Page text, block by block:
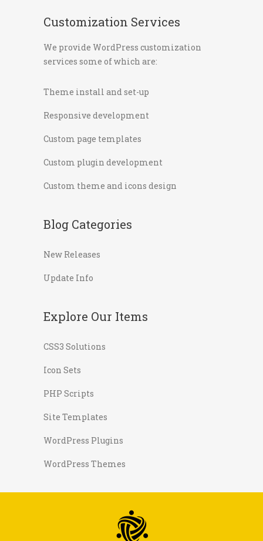
Customization Services
We provide WordPress customization
services some of which are:
Theme install and set-up
Responsive development
Custom page templates
Custom plugin development
Custom theme and icons design
Blog Categories
New Releases
Update Info
Explore Our Items
CSS3 Solutions
Icon Sets
PHP Scripts
Site Templates
WordPress Plugins
WordPress Themes